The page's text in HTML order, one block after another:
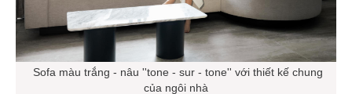
Sofa màu trắng - nâu ''tone - sur - tone'' với thiết kế chung
của ngôi nhà